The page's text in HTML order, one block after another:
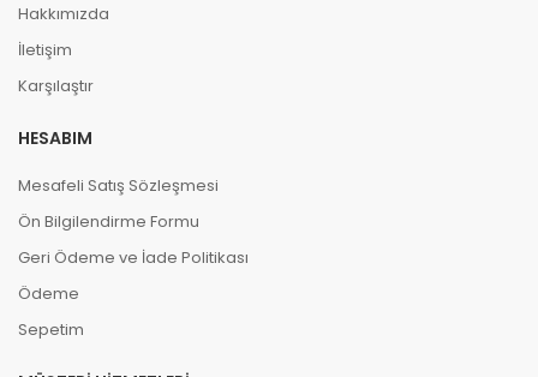
Hakkımızda
İletişim
Karşılaştır
HESABIM
Mesafeli Satış Sözleşmesi
Ön Bilgilendirme Formu
Geri Ödeme ve İade Politikası
Ödeme
Sepetim